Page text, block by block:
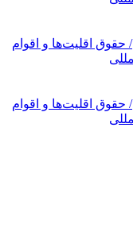
حقوق اقلیت‌ها و اقوام
حقوق اقلیت‌ها و اقوام